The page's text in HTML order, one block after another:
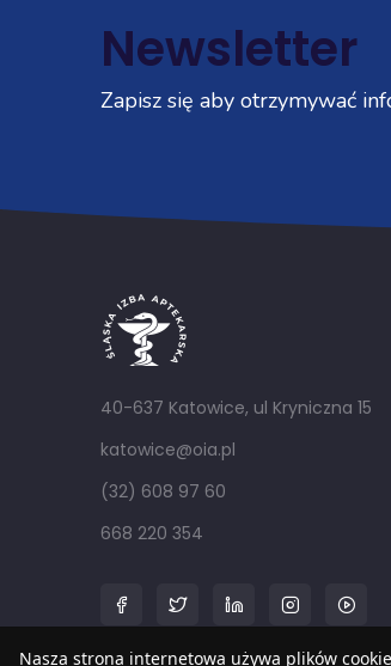
Newsletter
Zapisz się aby otrzymywać
40-637 Katowice, ul Kryniczna 15
katowice@oia.pl
(32) 608 97 60
668 220 354
Nasza strona internetowa używa plików